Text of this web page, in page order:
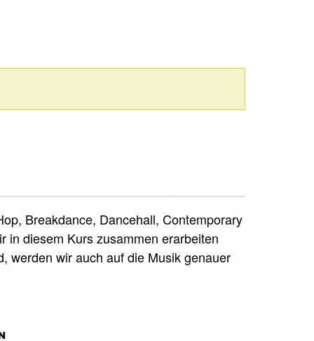
Breakdance, Dancehall, Contemporary
in diesem Kurs zusammen erarbeiten
werden wir auch auf die Musik genauer